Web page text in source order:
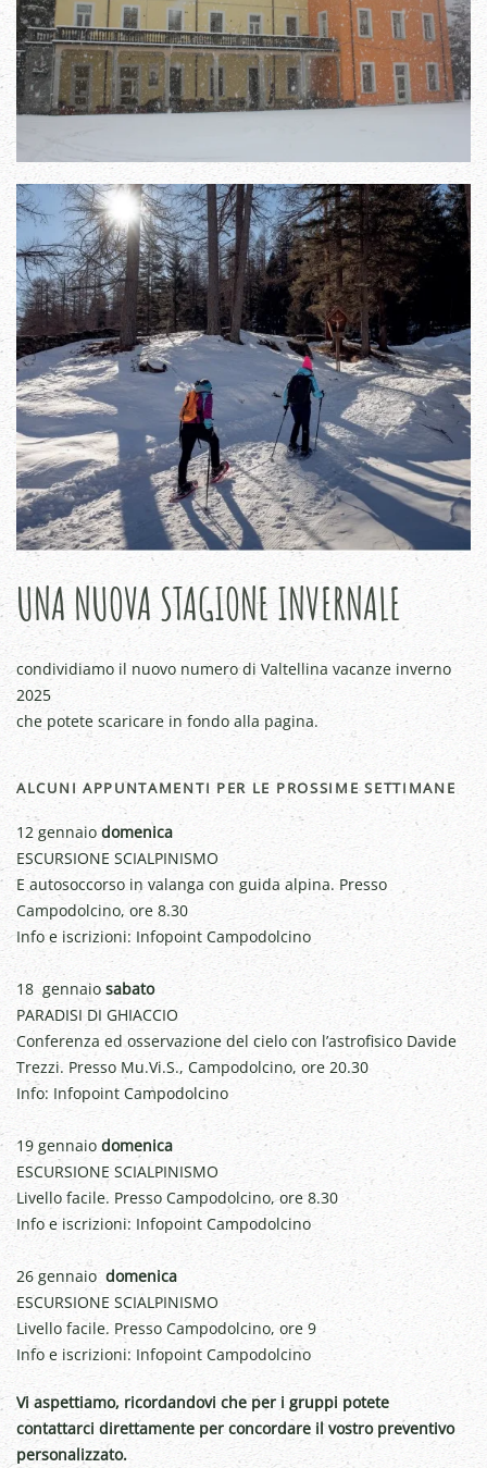
UNA NUOVA STAGIONE INVERNALE
condividiamo il nuovo numero di Valtellina vacanze inverno
2025
che potete scaricare in fondo alla pagina.
ALCUNI APPUNTAMENTI PER LE PROSSIME SETTIMANE
12 gennaio domenica
ESCURSIONE SCIALPINISMO
E autosoccorso in valanga con guida alpina. Presso
Campodolcino, ore 8.30
Info e iscrizioni: Infopoint Campodolcino
18 gennaio sabato
PARADISI DI GHIACCIO
Conferenza ed osservazione del cielo con l’astrofisico Davide
Trezzi. Presso Mu.Vi.S., Campodolcino, ore 20.30
Info: Infopoint Campodolcino
19 gennaio domenica
ESCURSIONE SCIALPINISMO
Livello facile. Presso Campodolcino, ore 8.30
Info e iscrizioni: Infopoint Campodolcino
26 gennaio domenica
ESCURSIONE SCIALPINISMO
Livello facile. Presso Campodolcino, ore 9
Info e iscrizioni: Infopoint Campodolcino
Vi aspettiamo, ricordandovi che per i gruppi potete
contattarci direttamente per concordare il vostro preventivo
personalizzato.